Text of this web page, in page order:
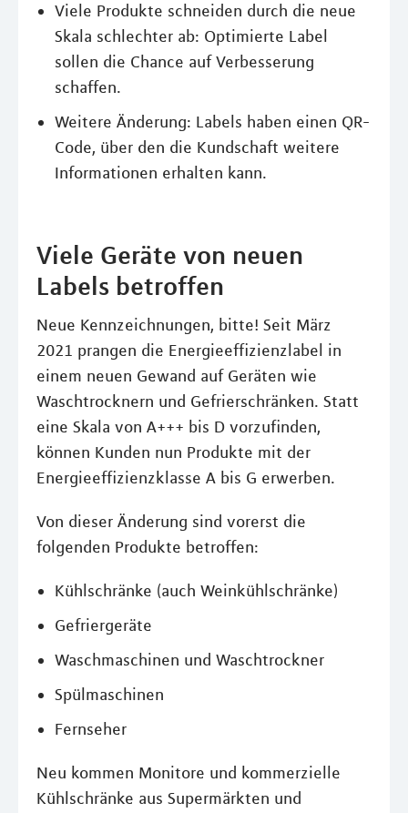
Viele Produkte schneiden durch die neue
Skala schlechter ab: Optimierte Label
sollen die Chance auf Verbesserung
schaffen.
Weitere Änderung: Labels haben einen QR-
Code, über den die Kundschaft weitere
Informationen erhalten kann.
Viele Geräte von neuen
Labels betroffen
Neue Kennzeichnungen, bitte! Seit März
2021 prangen die Energieeffizienzlabel in
einem neuen Gewand auf Geräten wie
Waschtrocknern und Gefrierschränken. Statt
eine Skala von A+++ bis D vorzufinden,
können Kunden nun Produkte mit der
Energieeffizienzklasse A bis G erwerben.
Von dieser Änderung sind vorerst die
folgenden Produkte betroffen:
Kühlschränke (auch Weinkühlschränke)
Gefriergeräte
Waschmaschinen und Waschtrockner
Spülmaschinen
Fernseher
Neu kommen Monitore und kommerzielle
Kühlschränke aus Supermärkten und